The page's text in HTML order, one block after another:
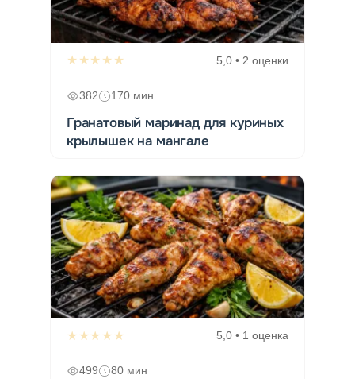
★★★★★ 5,0 • 2 оценки
382 170 мин
Гранатовый маринад для куриных
крылышек на мангале
★★★★★ 5,0 • 1 оценка
499 80 мин